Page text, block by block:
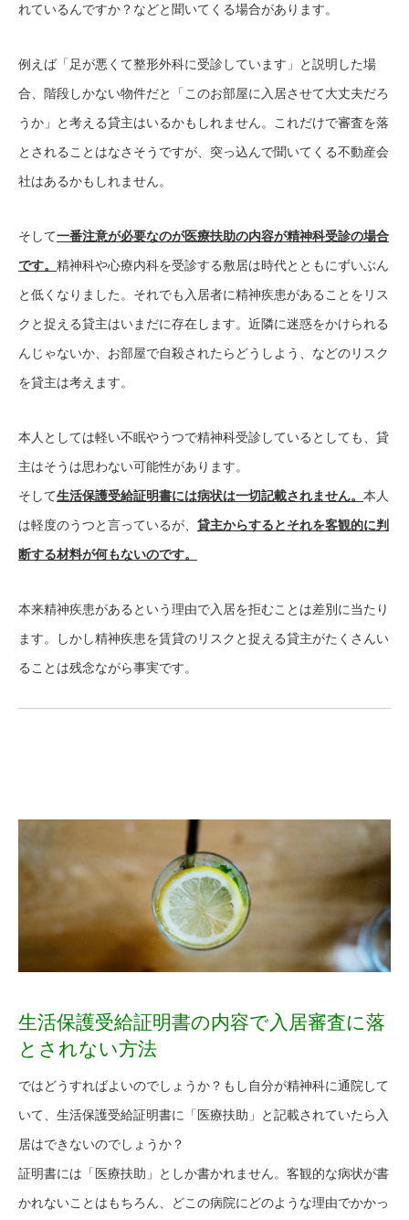
れているんですか？などと聞いてくる場合があります。
例えば「足が悪くて整形外科に受診しています」と説明した場
合、階段しかない物件だと「このお部屋に入居させて大丈夫だろ
うか」と考える貸主はいるかもしれません。これだけで審査を落
とされることはなさそうですが、突っ込んで聞いてくる不動産会
社はあるかもしれません。
そして一番注意が必要なのが医療扶助の内容が精神科受診の場合
です。 精神科や心療内科を受診する敷居は時代とともにずいぶん
と低くなりました。それでも入居者に精神疾患があることをリス
クと捉える貸主はいまだに存在します。近隣に迷惑をかけられる
んじゃないか、お部屋で自殺されたらどうしよう、などのリスク
を貸主は考えます。
本人としては軽い不眠やうつで精神科受診しているとしても、貸
主はそうは思わない可能性があります。
そして生活保護受給証明書には病状は一切記載されません。 本人
は軽度のうつと言っているが、 貸主からするとそれを客観的に判
断する材料が何もないのです。
本来精神疾患があるという理由で入居を拒むことは差別に当たり
ます。しかし精神疾患を賃貸のリスクと捉える貸主がたくさんい
ることは残念ながら事実です。
生活保護受給証明書の内容で入居審査に落
とされない方法
ではどうすればよいのでしょうか？もし自分が精神科に通院して
いて、生活保護受給証明書に「医療扶助」と記載されていたら入
居はできないのでしょうか？
証明書には「医療扶助」としか書かれません。客観的な病状が書
かれないことはもちろん、どこの病院にどのような理由でかかっ